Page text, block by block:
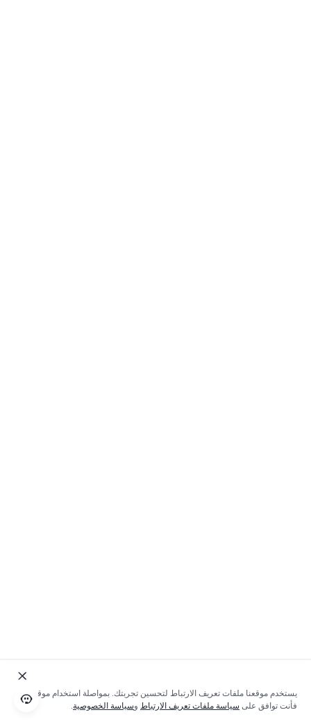
يستخدم موقعنا ملفات تعريف الارتباط لتحسين تجربتك. بمواصلة استخدام موقعنا؛
فأنت توافق على سياسة ملفات تعريف الارتباط وسياسة الخصوصية.